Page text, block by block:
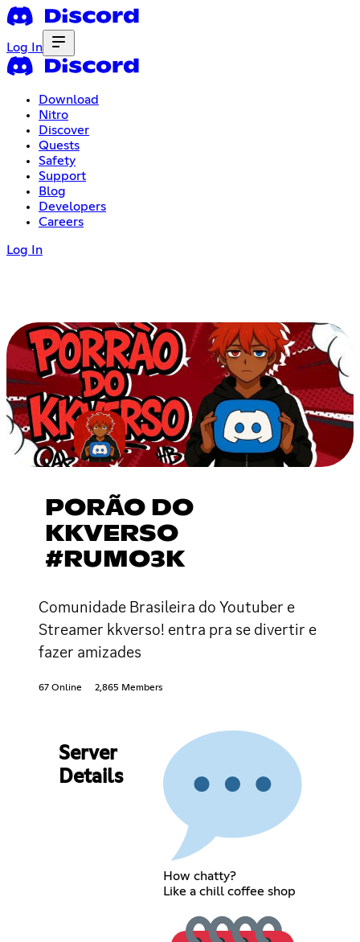
Log In
Download
Nitro
Discover
Quests
Safety
Support
Blog
Developers
Careers
Log In
PORÃO DO
KKVERSO
#RUMO3K
Comunidade Brasileira do Youtuber e
Streamer kkverso! entra pra se divertir e
fazer amizades
67 Online 2,865 Members
Server
Details
How chatty?
Like a chill coffee shop